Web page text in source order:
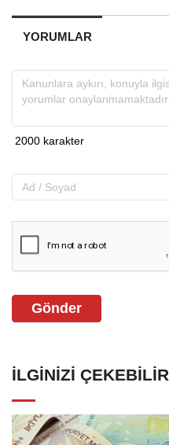
YORUMLAR
Gönder
İLGINIZI ÇEKEBILIR